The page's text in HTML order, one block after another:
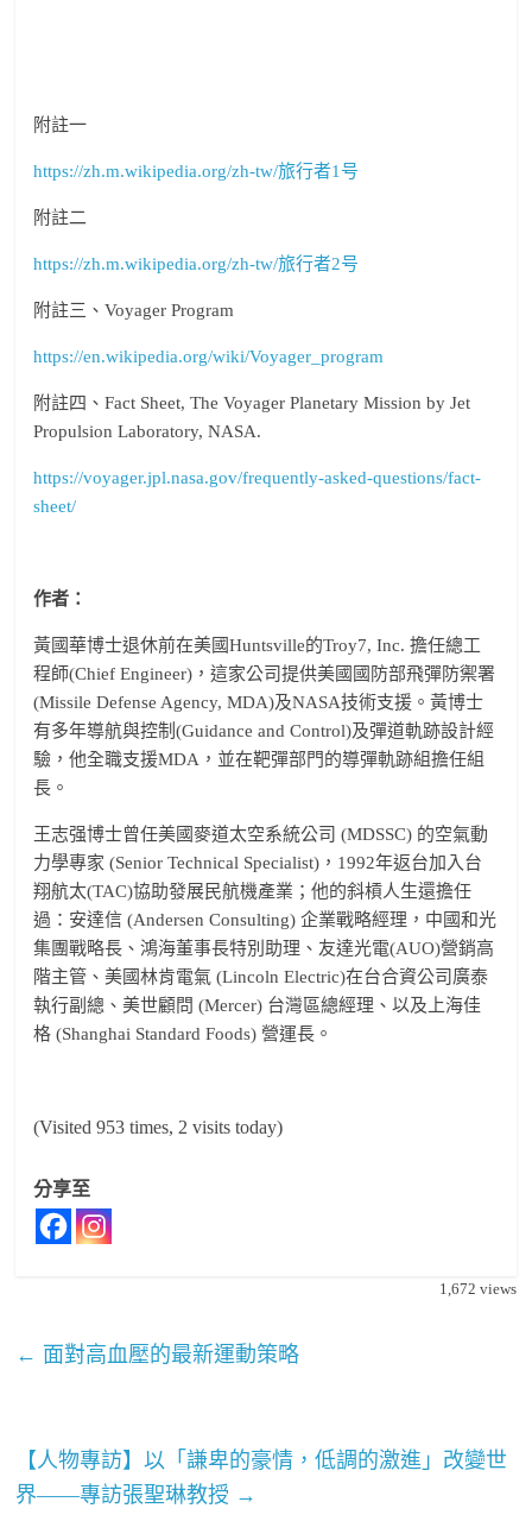
附註一
https://zh.m.wikipedia.org/zh-tw/旅行者1号
附註二
https://zh.m.wikipedia.org/zh-tw/旅行者2号
附註三、Voyager Program
https://en.wikipedia.org/wiki/Voyager_program
附註四、Fact Sheet, The Voyager Planetary Mission by Jet
Propulsion Laboratory, NASA.
https://voyager.jpl.nasa.gov/frequently-asked-questions/fact-
sheet/
作者：
黃國華博士退休前在美國Huntsville的Troy7, Inc. 擔任總工
程師(Chief Engineer)，這家公司提供美國國防部飛彈防禦署
(Missile Defense Agency, MDA)及NASA技術支援。黃博士
有多年導航與控制(Guidance and Control)及彈道軌跡設計經
驗，他全職支援MDA，並在靶彈部門的導彈軌跡組擔任組
長。
王志强博士曾任美國麥道太空系統公司 (MDSSC) 的空氣動
力學專家 (Senior Technical Specialist)，1992年返台加入台
翔航太(TAC)協助發展民航機產業；他的斜槓人生還擔任
過：安達信 (Andersen Consulting) 企業戰略經理，中國和光
集團戰略長、鴻海董事長特別助理、友達光電(AUO)營銷高
階主管、美國林肯電氣 (Lincoln Electric)在台合資公司廣泰
執行副總、美世顧問 (Mercer) 台灣區總經理、以及上海佳
格 (Shanghai Standard Foods) 營運長。
(Visited 953 times, 2 visits today)
分享至
1,672 views
← 面對高血壓的最新運動策略
【人物專訪】以「謙卑的豪情，低調的激進」改變世
界——專訪張聖琳教授 →